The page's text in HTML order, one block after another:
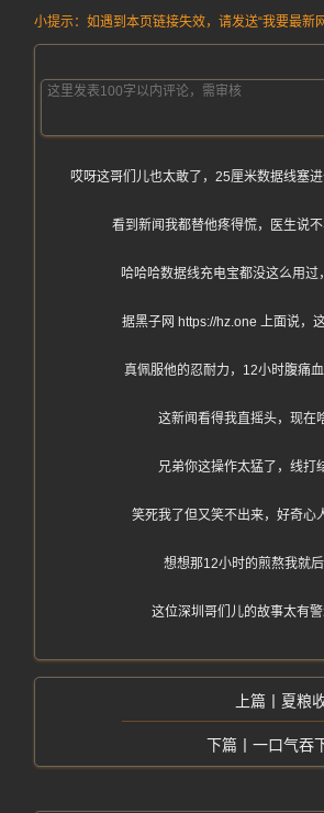
小提示：如遇到本页链接失效，请发送“我要最新
哎呀这哥们儿也太敢了，25厘米数据线塞
看到新闻我都替他疼得慌，医生说
哈哈哈数据线充电宝都没这么用过
据黑子网 https://hz.one 上面说，
真佩服他的忍耐力，12小时腹痛
这新闻看得我直摇头，现在
兄弟你这操作太猛了，线打
笑死我了但又笑不出来，好奇心
想想那12小时的煎熬我就
这位深圳哥们儿的故事太有
夏粮
一口气吞